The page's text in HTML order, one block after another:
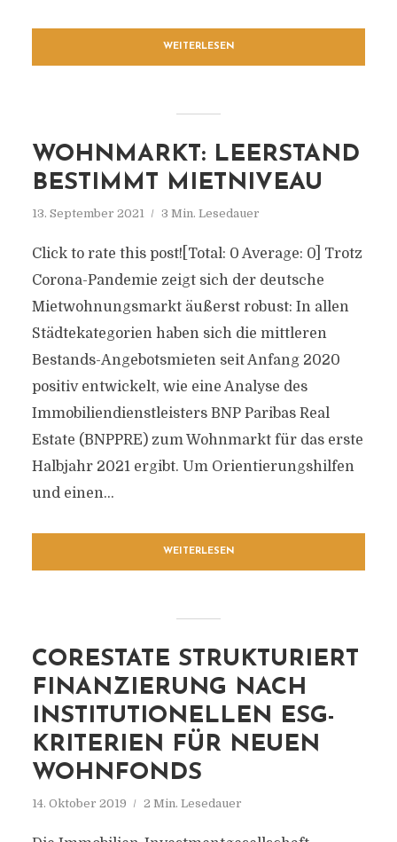
WEITERLESEN
WOHNMARKT: LEERSTAND
BESTIMMT MIETNIVEAU
13. September 2021 3 Min. Lesedauer
Click to rate this post![Total: 0 Average: 0] Trotz
Corona-Pandemie zeigt sich der deutsche
Mietwohnungsmarkt äußerst robust: In allen
Städtekategorien haben sich die mittleren
Bestands-Angebotsmieten seit Anfang 2020
positiv entwickelt, wie eine Analyse des
Immobiliendienstleisters BNP Paribas Real
Estate (BNPPRE) zum Wohnmarkt für das erste
Halbjahr 2021 ergibt. Um Orientierungshilfen
und einen...
WEITERLESEN
CORESTATE STRUKTURIERT
FINANZIERUNG NACH
INSTITUTIONELLEN ESG-
KRITERIEN FÜR NEUEN
WOHNFONDS
14. Oktober 2019 2 Min. Lesedauer